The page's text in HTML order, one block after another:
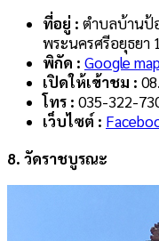
ที่อยู่ : ตำบลบ้านป้
พระนครศรีอยุธยา
พิกัด : Google
เปิดให้เข้าชม :
โทร : 035-322-
เว็บไซต์ :
8. วัดราชบูรณะ